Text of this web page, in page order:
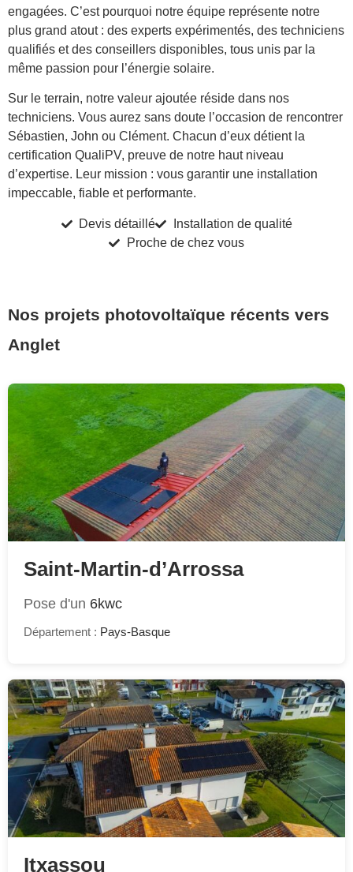
engagées. C’est pourquoi notre équipe représente notre
plus grand atout : des experts expérimentés, des techniciens
qualifiés et des conseillers disponibles, tous unis par la
même passion pour l’énergie solaire.
Sur le terrain, notre valeur ajoutée réside dans nos
techniciens. Vous aurez sans doute l’occasion de rencontrer
Sébastien, John ou Clément. Chacun d’eux détient la
certification QualiPV, preuve de notre haut niveau
d’expertise. Leur mission : vous garantir une installation
impeccable, fiable et performante.
Devis détaillé
Installation de qualité
Proche de chez vous
Nos projets photovoltaïque récents vers
Anglet
Saint-Martin-d’Arrossa
Pose d'un 6kwc
Département : Pays-Basque
Itxassou